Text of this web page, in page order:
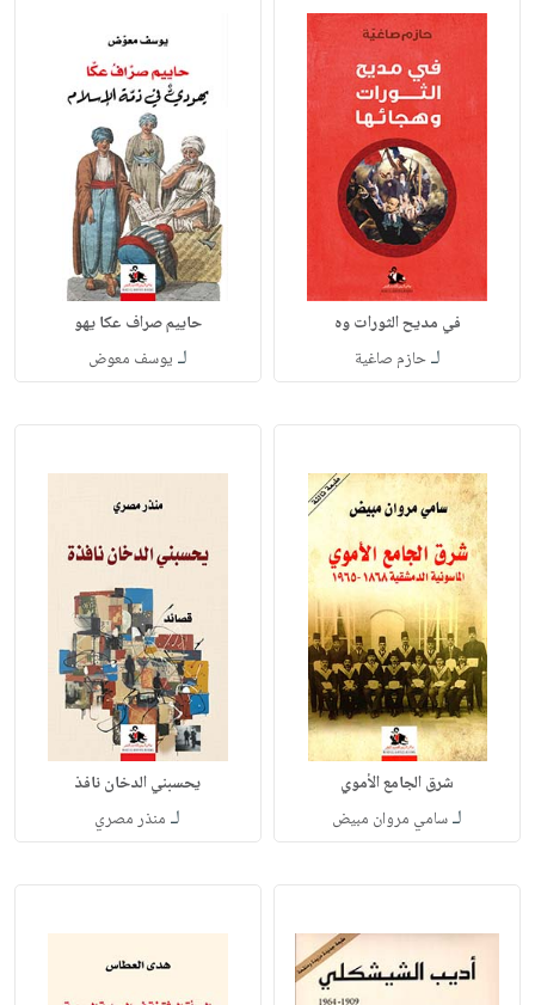
في مديح الثورات وه
لـحازم صاغية
حاييم صراف عكا يهو
لـ يوسف معوض
شرق الجامع الأموي
لـسامي مروان مبيض
يحسبني الدخان نافذ
لـ منذر مصري